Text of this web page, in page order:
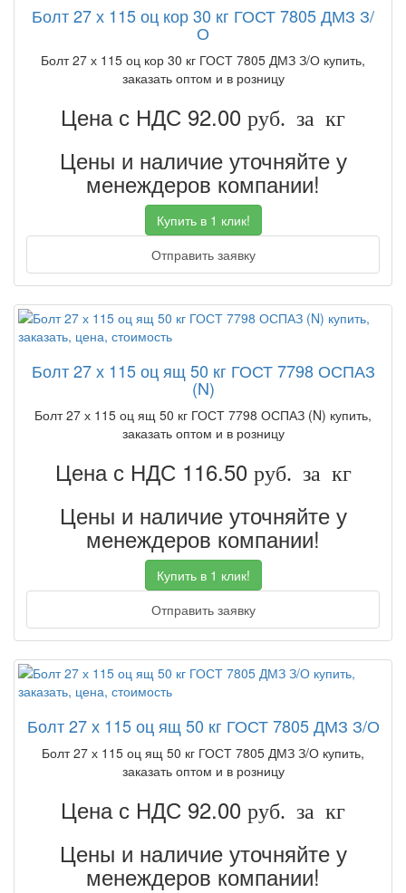
Болт 27 х 115 оц кор 30 кг ГОСТ 7805 ДМЗ З/
О
Болт 27 х 115 оц кор 30 кг ГОСТ 7805 ДМЗ З/О купить,
заказать оптом и в розницу
Цена с НДС 92.00 руб. за кг
Цены и наличие уточняйте у
менеждеров компании!
Купить в 1 клик!
Отправить заявку
Болт 27 х 115 оц ящ 50 кг ГОСТ 7798 ОСПАЗ
(N)
Болт 27 х 115 оц ящ 50 кг ГОСТ 7798 ОСПАЗ (N) купить,
заказать оптом и в розницу
Цена с НДС 116.50 руб. за кг
Цены и наличие уточняйте у
менеждеров компании!
Купить в 1 клик!
Отправить заявку
Болт 27 х 115 оц ящ 50 кг ГОСТ 7805 ДМЗ З/О
Болт 27 х 115 оц ящ 50 кг ГОСТ 7805 ДМЗ З/О купить,
заказать оптом и в розницу
Цена с НДС 92.00 руб. за кг
Цены и наличие уточняйте у
менеждеров компании!